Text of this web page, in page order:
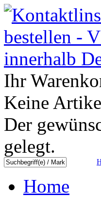
Ihr
Keine
Der
gelegt.
Home